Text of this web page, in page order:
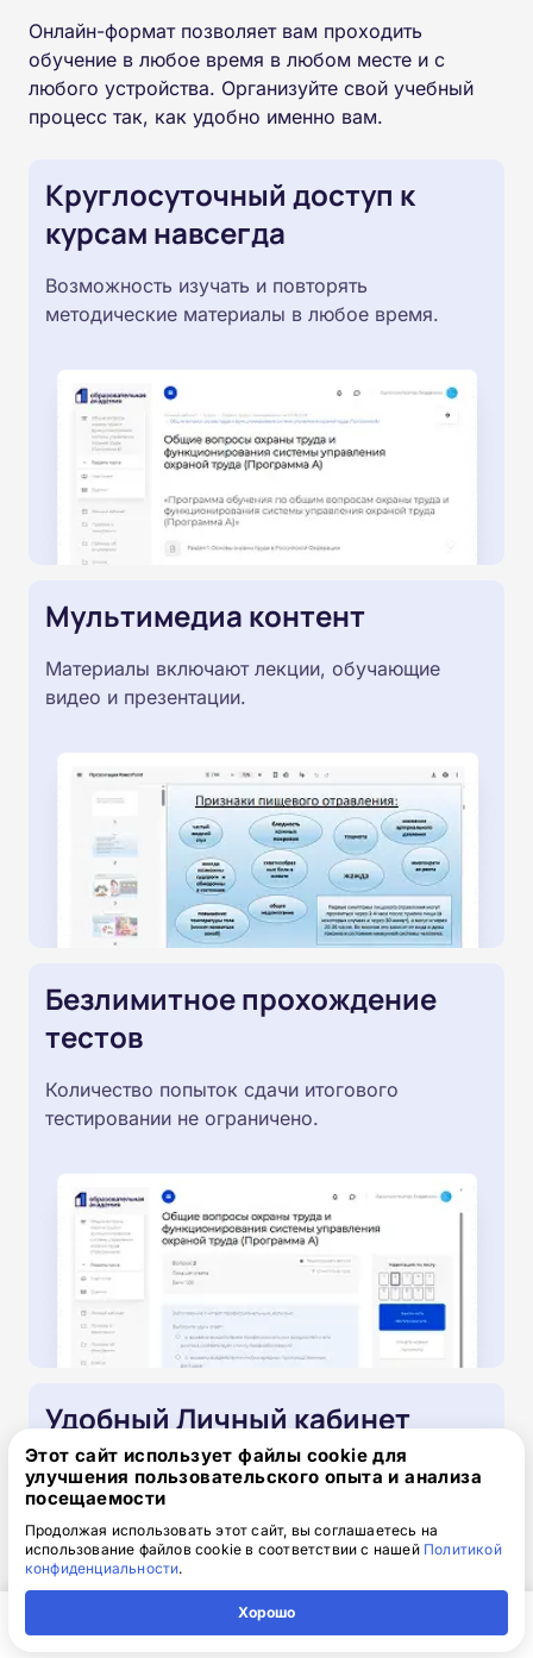
Онлайн-формат позволяет вам проходить
обучение в любое время в любом месте и с
любого устройства. Организуйте свой учебный
процесс так, как удобно именно вам.
Круглосуточный доступ к
курсам навсегда
Возможность изучать и повторять
методические материалы в любое время.
Мультимедиа контент
Материалы включают лекции, обучающие
видео и презентации.
Безлимитное прохождение
тестов
Количество попыток сдачи итогового
тестировании не ограничено.
Удобный Личный кабинет
Дружественный, интуитивно понятный
интерфейс и легкий поиск разделов.
Этот сайт использует файлы cookie для
улучшения пользовательского опыта и анализа
посещаемости
Продолжая использовать этот сайт, вы соглашаетесь на
использование файлов cookie в соответствии с нашей Политикой
конфиденциальности.
Хорошо